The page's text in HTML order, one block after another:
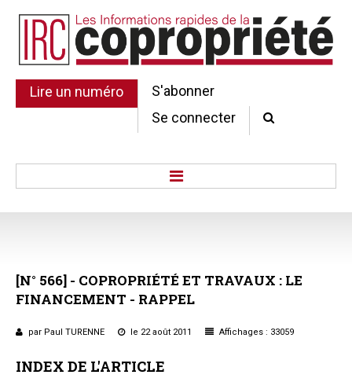
Lire un numéro
S'abonner
Se connecter
Au Parlement
Gestion et maintenance
Pratique de la copro.
Questions/réponses
[N° 566] - COPROPRIÉTÉ ET TRAVAUX : LE
FINANCEMENT - RAPPEL
par Paul TURENNE le 22 août 2011 Affichages : 33059
INDEX DE L'ARTICLE